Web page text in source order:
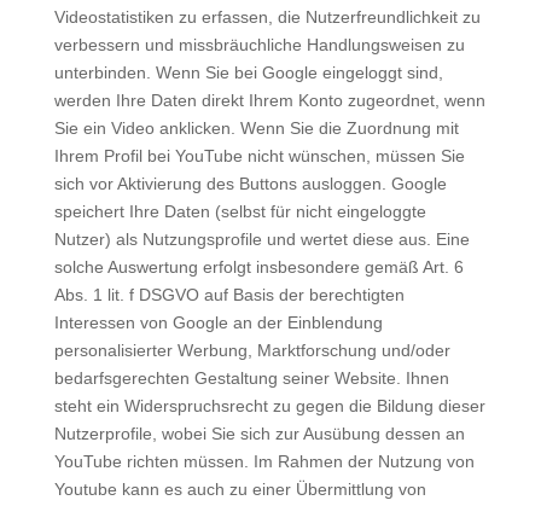
Videostatistiken zu erfassen, die Nutzerfreundlichkeit zu
verbessern und missbräuchliche Handlungsweisen zu
unterbinden. Wenn Sie bei Google eingeloggt sind,
werden Ihre Daten direkt Ihrem Konto zugeordnet, wenn
Sie ein Video anklicken. Wenn Sie die Zuordnung mit
Ihrem Profil bei YouTube nicht wünschen, müssen Sie
sich vor Aktivierung des Buttons ausloggen. Google
speichert Ihre Daten (selbst für nicht eingeloggte
Nutzer) als Nutzungsprofile und wertet diese aus. Eine
solche Auswertung erfolgt insbesondere gemäß Art. 6
Abs. 1 lit. f DSGVO auf Basis der berechtigten
Interessen von Google an der Einblendung
personalisierter Werbung, Marktforschung und/oder
bedarfsgerechten Gestaltung seiner Website. Ihnen
steht ein Widerspruchsrecht zu gegen die Bildung dieser
Nutzerprofile, wobei Sie sich zur Ausübung dessen an
YouTube richten müssen. Im Rahmen der Nutzung von
Youtube kann es auch zu einer Übermittlung von